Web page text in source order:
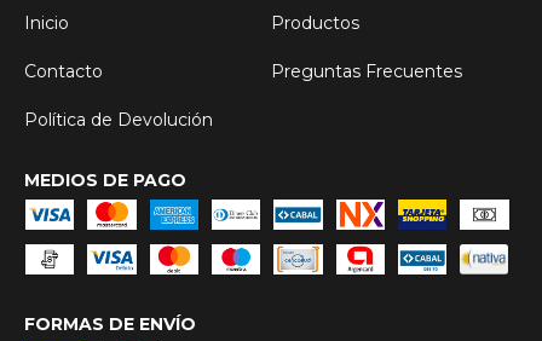
Inicio
Productos
Contacto Preguntas Frecuentes
Política de Devolución
MEDIOS DE PAGO
FORMAS DE ENVÍO